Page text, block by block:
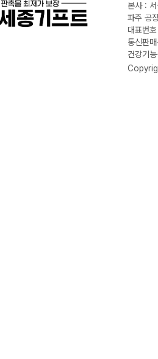
본사 :
파주 공
대표번
통신판
건강기